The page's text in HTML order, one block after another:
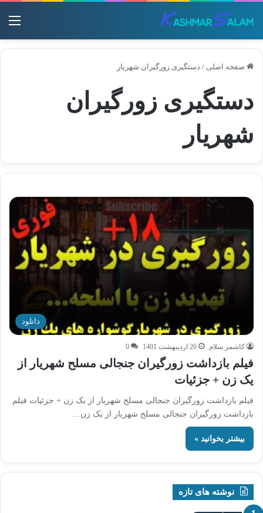
صفحه اصلی / دستگیری زورگیران شهریار
دستگیری زورگیران
شهریار
دانلود
کاشمر سلام 26 اردیبهشت 1401 0
فیلم بازداشت زورگیران جنجالی مسلح شهریار از
یک زن + جزئیات
فیلم بازداشت زورگیران جنجالی مسلح شهریار از یک زن + جزئیات فیلم
بازداشت زورگیران جنجالی مسلح شهریار از یک زن…
بیشتر بخوانید »
نوشته های تازه